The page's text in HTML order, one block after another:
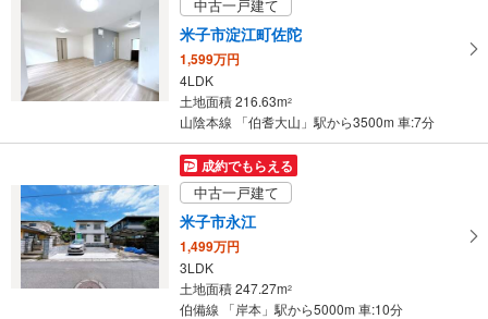
中古一戸建て
米子市淀江町佐陀
1,599万円
4LDK
土地面積 216.63m2
山陰本線 「伯耆大山」駅から3500m 車:7分
成約でもらえる
中古一戸建て
米子市永江
1,499万円
3LDK
土地面積 247.27m2
伯備線 「岸本」駅から5000m 車:10分